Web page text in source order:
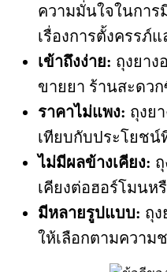
ความมั่นใจในการ
เรื่องการตั้งครรภ์
เข้าถึงง่าย: ถุงยา
ขายยา ร้านสะดว
ราคาไม่แพง: ถุงย
เทียบกับประโยชน์
ไม่มีผลข้างเคียง:
เคียงต่อฮอร์โมนห
มีหลายรูปแบบ: ถุ
ให้เลือกตามความ